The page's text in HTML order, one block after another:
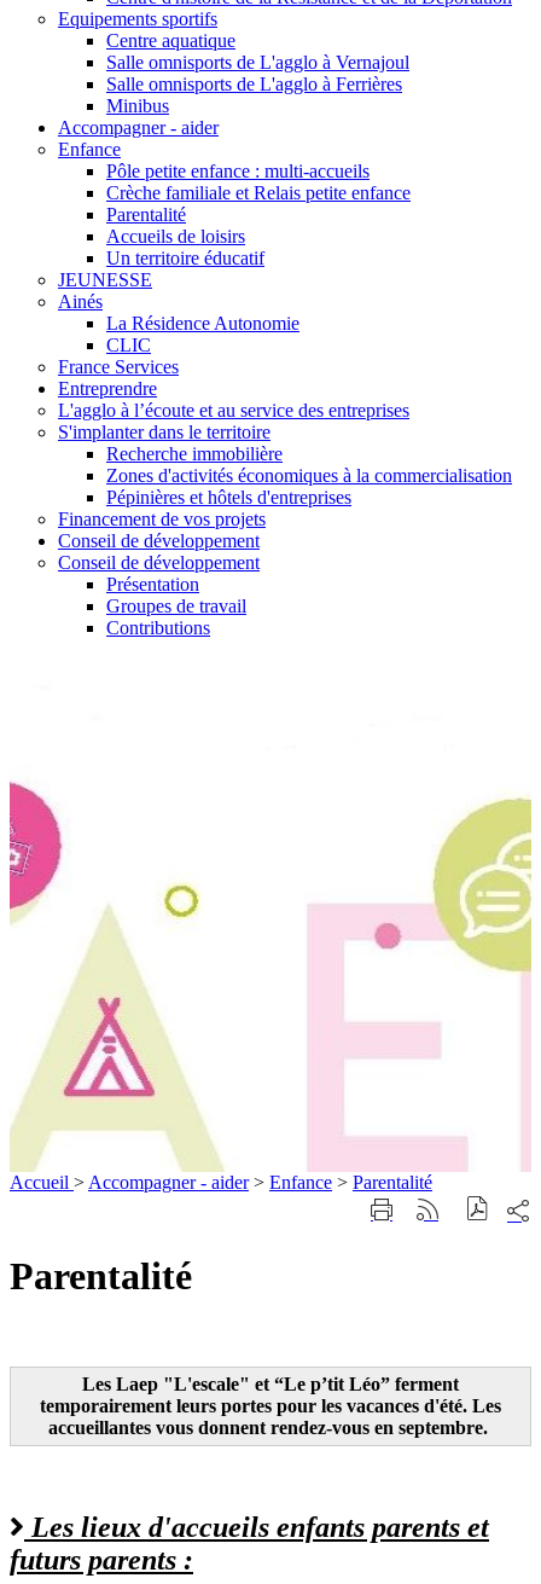
Equipements sportifs
Centre aquatique
Salle omnisports de L'agglo à Vernajoul
Salle omnisports de L'agglo à Ferrières
Minibus
Accompagner - aider
Enfance
Pôle petite enfance : multi-accueils
Crèche familiale et Relais petite enfance
Parentalité
Accueils de loisirs
Un territoire éducatif
JEUNESSE
Ainés
La Résidence Autonomie
CLIC
France Services
Entreprendre
L'agglo à l’écoute et au service des entreprises
S'implanter dans le territoire
Recherche immobilière
Zones d'activités économiques à la commercialisation
Pépinières et hôtels d'entreprises
Financement de vos projets
Conseil de développement
Conseil de développement
Présentation
Groupes de travail
Contributions
Accueil > Accompagner - aider > Enfance > Parentalité
ImprimerGénérer
sur
Parentalité
Parentalité
Les Laep "L'escale" et “Le p’tit Léo” ferment
temporairement leurs portes pour les vacances d'été. Les
accueillantes vous donnent rendez-vous en septembre.
Les lieux d'accueils enfants parents et
futurs parents :